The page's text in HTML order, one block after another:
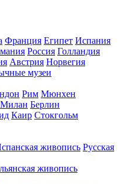
Франция Египет Испания
Россия Голландия
Австрия Норвегия
музеи
Рим Мюнхен
Милан Берлин
Каир Стокгольм
живопись Русская
живопись